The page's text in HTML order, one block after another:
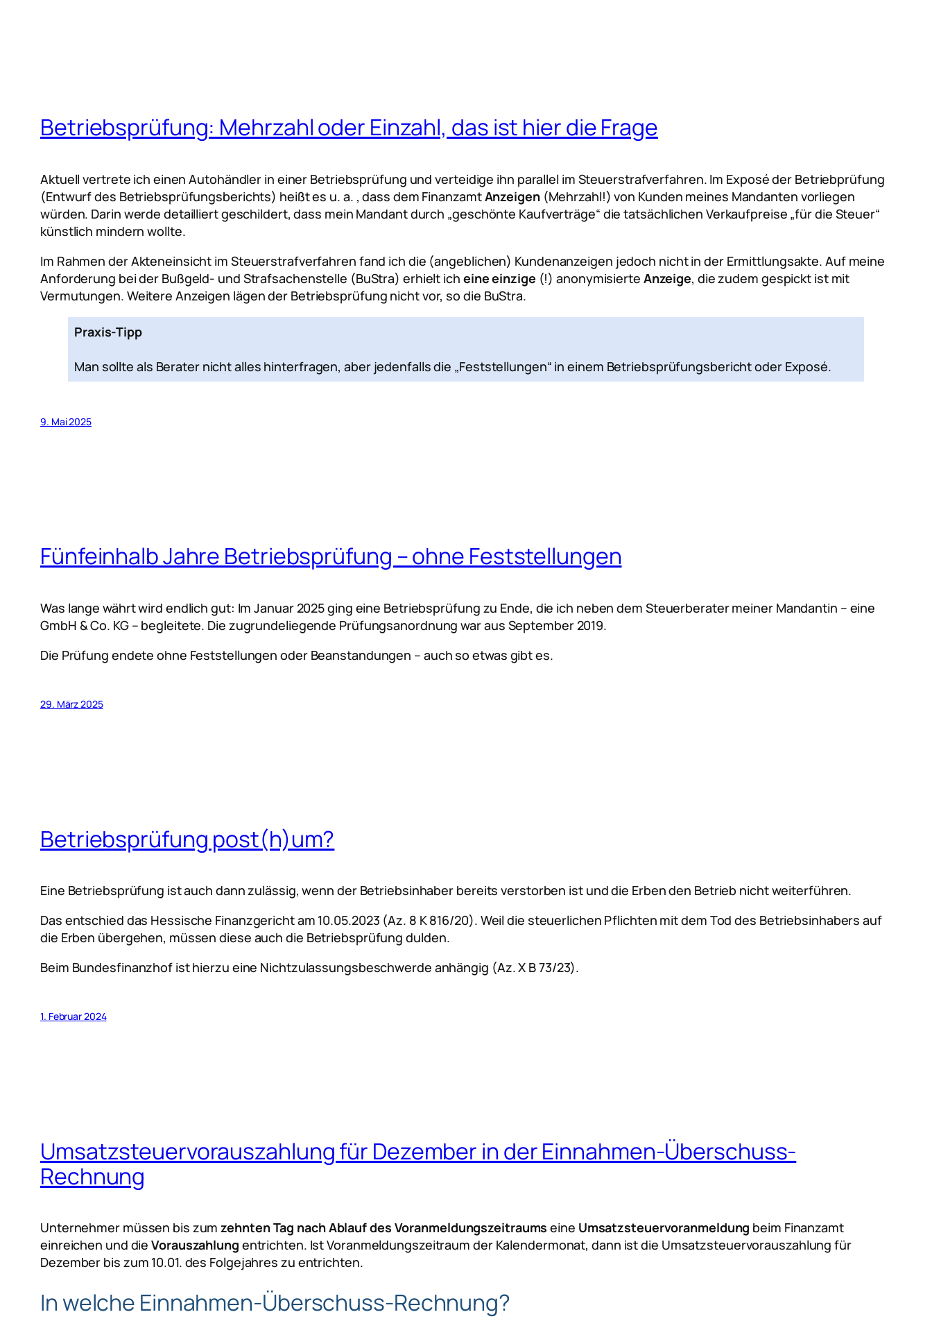
Betriebsprüfung: Mehrzahl oder Einzahl, das ist hier die Frage
Aktuell vertrete ich einen Autohändler in einer Betriebsprüfung und verteidige ihn parallel im Steuerstrafverfahren. Im Exposé der Betriebprüfung
(Entwurf des Betriebsprüfungsberichts) heißt es u. a. , dass dem FinanzamtAnzeigen(Mehrzahl!) von Kunden meines Mandanten vorliegen
würden. Darin werde detailliert geschildert, dass mein Mandant durch „geschönte Kaufverträge“ die tatsächlichen Verkaufpreise „für die Steuer“
künstlich mindern wollte.
Im Rahmen der Akteneinsicht im Steuerstrafverfahren fand ich die (angeblichen) Kundenanzeigen jedoch nicht in der Ermittlungsakte. Auf meine
Anforderung bei der Bußgeld- und Strafsachenstelle (BuStra) erhielt ich eine einzige (!) anonymisierte Anzeige, die zudem gespickt ist mit
Vermutungen. Weitere Anzeigen lägen der Betriebsprüfung nicht vor, so die BuStra.
Praxis-Tipp
Man sollte als Berater nicht alles hinterfragen, aber jedenfalls die „Feststellungen“ in einem Betriebsprüfungsbericht oder Exposé.
9. Mai 2025
Fünfeinhalb Jahre Betriebsprüfung – ohne Feststellungen
Was lange währt wird endlich gut: Im Januar 2025 ging eine Betriebsprüfung zu Ende, die ich neben dem Steuerberater meiner Mandantin – eine
GmbH & Co. KG – begleitete. Die zugrundeliegende Prüfungsanordnung war aus September 2019.
Die Prüfung endete ohne Feststellungen oder Beanstandungen – auch so etwas gibt es.
29. März 2025
Betriebsprüfung post(h)um?
Eine Betriebsprüfung ist auch dann zulässig, wenn der Betriebsinhaber bereits verstorben ist und die Erben den Betrieb nicht weiterführen.
Das entschied das Hessische Finanzgericht am 10.05.2023 (Az. 8 K 816/20). Weil die steuerlichen Pflichten mit dem Tod des Betriebsinhabers auf
die Erben übergehen, müssen diese auch die Betriebsprüfung dulden.
Beim Bundesfinanzhof ist hierzu eine Nichtzulassungsbeschwerde anhängig (Az. X B 73/23).
1. Februar 2024
Umsatzsteuervorauszahlung für Dezember in der Einnahmen-Überschuss-
Rechnung
Unternehmer müssen bis zumzehnten Tag nach Ablauf des Voranmeldungszeitraums eine Umsatzsteuervoranmeldung beim Finanzamt
einreichen und dieVorauszahlung entrichten. Ist Voranmeldungszeitraum der Kalendermonat, dann ist die Umsatzsteuervorauszahlung für
Dezember bis zum 10.01. des Folgejahres zu entrichten.
In welche Einnahmen-Überschuss-Rechnung?